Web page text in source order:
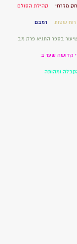
מזרחי קהילת הסולם
רוח שטות רמבם
בספר התניא פרק מב
קדושה שער ב
ומהותה